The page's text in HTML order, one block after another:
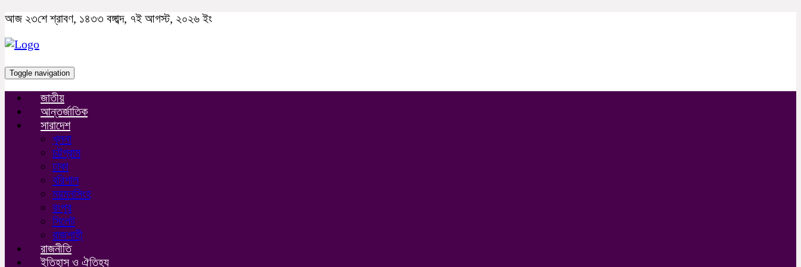
আজ ২৩শে শ্রাবণ, ১৪৩৩ বঙ্গাব্দ, ৭ই আগস্ট, ২০২৬ ইং
Toggle navigation
জাতীয়
আন্তর্জাতিক
সারাদেশ
খুলনা
চট্টগ্রাম
ঢাকা
বরিশাল
ময়মনসিংহ
রংপুর
সিলেট
রাজশাহী
রাজনীতি
ইতিহাস ও ঐতিহ্য